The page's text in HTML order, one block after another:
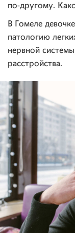
по-другому.
В Гомеле
патологию
нервной
расстройства.